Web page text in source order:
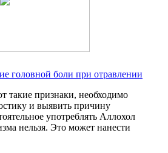
головной боли при отравлении
такие признаки, необходимо
и выявить причину
употреблять Аллохол
нельзя. Это может нанести